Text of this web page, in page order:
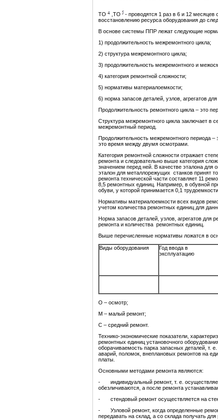
ТО ,ТО
- проводятся 1 раз в 6 и 12
восстановлению ресурса оборудования до
В основе системы ППР лежат следующие
1) продолжительность межремонтного цикла;
2) структура межремонтного цикла;
3) продолжительность межремонтного и
4) категория ремонтной сложности;
5) нормативы материалоемкости;
6) норма запасов деталей, узлов, агрегатов
Продолжительность ремонтного цикла – это
Структура межремонтного цикла заключает в
межремонтный период.
Продолжительность межремонтного периода
это время между двумя осмотрами.
Категория ремонтной сложности отражает
ремонта и следовательно выше категория
значением перед ней. В качестве эталона
эталон для металлорежущих станков принят
ремонта технической части составляет 11
8,5 ремонтных единиц. Например, в обувной
обуви, у которой принимается 0,1
Нормативы материалоемкости всех видов
учетом количества ремонтных единиц для
Норма запасов деталей, узлов, агрегатов для
ремонта и количества ремонтных единиц.
Выше перечисленные нормативы ложатся в
Виды оборудования
Год ввода в
эксплуатацию
О – осмотр;
М – малый ремонт;
С – средний ремонт.
Технико-экономические показатели,
ремонтных единиц установочного
оборачиваемость парка запасных деталей, т.
аварий, поломок, внеплановых ремонтов на
платы.
Основными методами ремонта являются:
- индивидуальный ремонт, т. е.
обезличиваются, а после ремонта
- стендовый ремонт осуществляется на
- Узловой ремонт, когда определенные
передавать на склад, а со склада получать